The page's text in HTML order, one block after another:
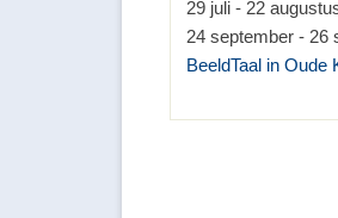
29 juli - 22
24 september - 26
BeeldTaal in Oude